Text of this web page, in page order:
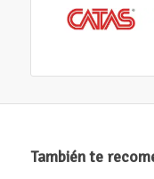
También te